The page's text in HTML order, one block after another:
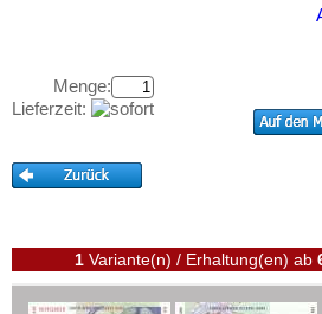
Zentralafrikanische Republik
Zentralafrikanische Staaten
Kataloge
Aufbewahrung
Kontakt
Informationen
Menge:
Lieferzeit:
1 Variante(n) / Erhaltung(en) ab